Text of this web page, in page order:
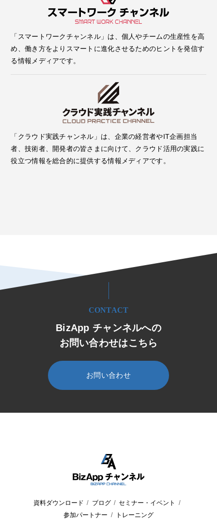
「スマートワークチャンネル」は、個人やチームの生産性を高
め、働き方をよりスマートに進化させるためのヒントを発信す
る情報メディアです。
「クラウド実践チャンネル」は、企業の経営者やIT企画担当
者、技術者、開発者の皆さまに向けて、クラウド活用の実践に
役立つ情報を総合的に提供する情報メディアです。
CONTACT
BizApp チャンネルへの
お問い合わせはこちら
お問い合わせ
資料ダウンロード ブログ
セミナー・イベント
参加パートナー
トレーニング